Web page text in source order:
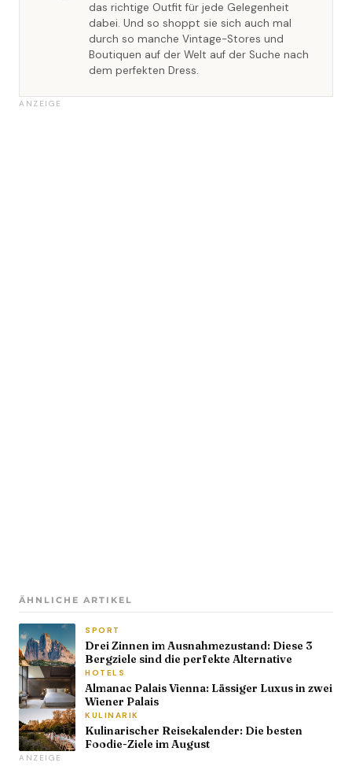
das richtige Outfit für jede Gelegenheit
dabei. Und so shoppt sie sich auch mal
durch so manche Vintage-Stores und
Boutiquen auf der Welt auf der Suche nach
dem perfekten Dress.
ANZEIGE
ÄHNLICHE ARTIKEL
SPORT
Drei Zinnen im Ausnahmezustand: Diese 3
Bergziele sind die perfekte Alternative
HOTELS
Almanac Palais Vienna: Lässiger Luxus in zwei
Wiener Palais
KULINARIK
Kulinarischer Reisekalender: Die besten
Foodie-Ziele im August
ANZEIGE